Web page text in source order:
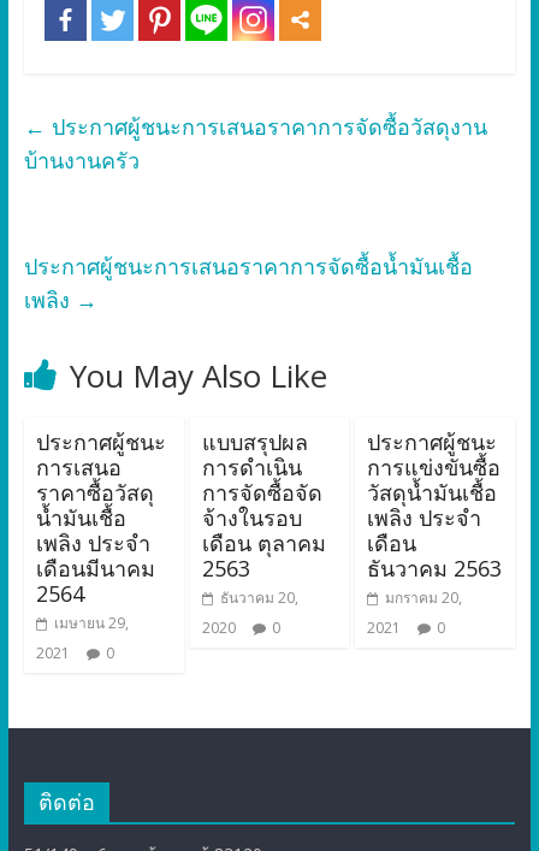
← ประกาศผู้ชนะการเสนอราคาการจัดซื้อวัสดุงาน
บ้านงานครัว
ประกาศผู้ชนะการเสนอราคาการจัดซื้อน้ำมันเชื้อ
เพลิง →
You May Also Like
ประกาศผู้ชนะ
การเสนอ
ราคาซื้อวัสดุ
น้ำมันเชื้อ
เพลิง ประจำ
เดือนมีนาคม
2564
เมษายน 29,
2021
0
แบบสรุปผล
การดำเนิน
การจัดซื้อจัด
จ้างในรอบ
เดือน ตุลาคม
2563
ธันวาคม 20,
2020
0
ประกาศผู้ชนะ
การแข่งขันซื้อ
วัสดุน้ำมันเชื้อ
เพลิง ประจำ
เดือน
ธันวาคม 2563
มกราคม 20,
2021
0
ติดต่อ